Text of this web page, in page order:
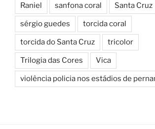
Raniel sanfona coral Santa Cruz
sérgio guedes torcida coral
torcida do Santa Cruz tricolor
Trilogia das Cores Vica
violência policia nos estádios de